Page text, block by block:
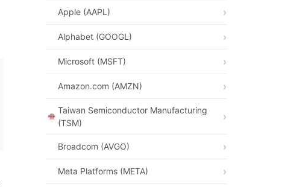
Apple (AAPL)
Alphabet (GOOGL)
Microsoft (MSFT)
Amazon.com (AMZN)
Taiwan Semiconductor Manufacturing
(TSM)
Broadcom (AVGO)
Meta Platforms (META)